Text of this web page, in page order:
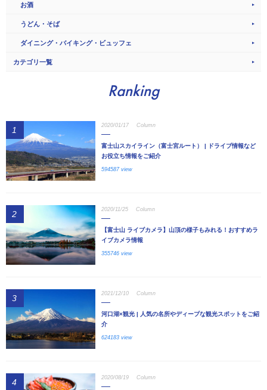
お酒
うどん・そば
ダイニング・バイキング・ビュッフェ
カテゴリ一覧
Ranking
1 2020/01/17 Column
富士山スカイライン（富士宮ルート） | ドライブ情報など
お役立ち情報をご紹介
594587 view
2 2020/11/25 Column
【富士山 ライブカメラ】山頂の様子もみれる！おすすめラ
イブカメラ情報
355746 view
3 2021/12/10 Column
河口湖×観光 | 人気の名所やディープな観光スポットをご紹
介
624183 view
4 2020/08/19 Column